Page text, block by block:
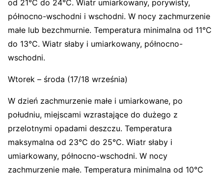
od 21°C do 24°C. Wiatr umiarkowany, porywisty,
północno-wschodni i wschodni. W nocy zachmurzenie
małe lub bezchmurnie. Temperatura minimalna od 11°C
do 13°C. Wiatr słaby i umiarkowany, północno-
wschodni.
Wtorek – środa (17/18 września)
W dzień zachmurzenie małe i umiarkowane, po
południu, miejscami wzrastające do dużego z
przelotnymi opadami deszczu. Temperatura
maksymalna od 23°C do 25°C. Wiatr słaby i
umiarkowany, północno-wschodni. W nocy
zachmurzenie małe. Temperatura minimalna od 10°C